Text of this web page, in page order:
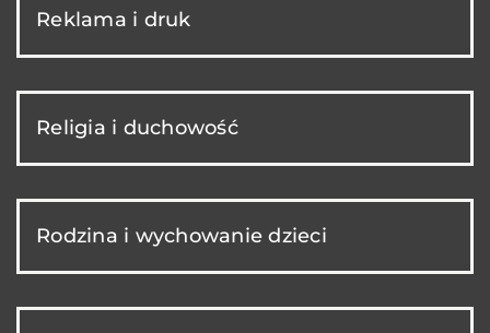
Reklama i druk
Religia i duchowość
Rodzina i wychowanie dzieci